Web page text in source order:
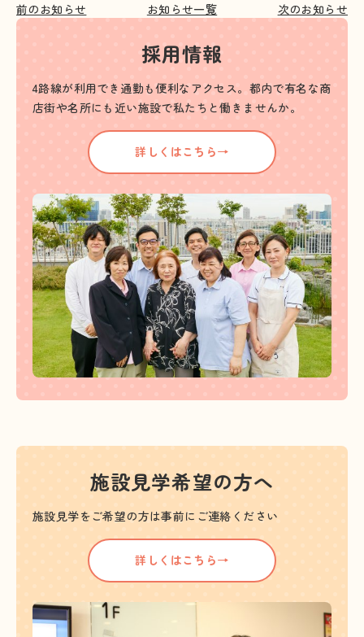
前のお知らせ お知らせ一覧 次のお知らせ
採用情報
4路線が利用でき通勤も便利なアクセス。都内で有名な商
店街や名所にも近い施設で私たちと働きませんか。
詳しくはこちら→
施設見学希望の方へ
施設見学をご希望の方は事前にご連絡ください
詳しくはこちら→